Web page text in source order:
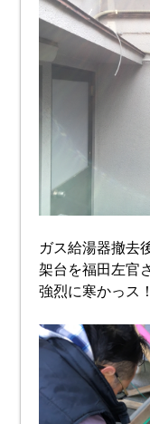
ガス給湯器撤去
架台を福田左官
強烈に寒かっス！